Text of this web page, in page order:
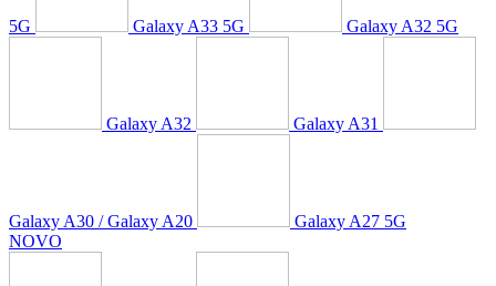
5G Galaxy A33 5G Galaxy A32 5G
Galaxy A32 Galaxy A31
Galaxy A30 / Galaxy A20
Galaxy A27 5G
NOVO